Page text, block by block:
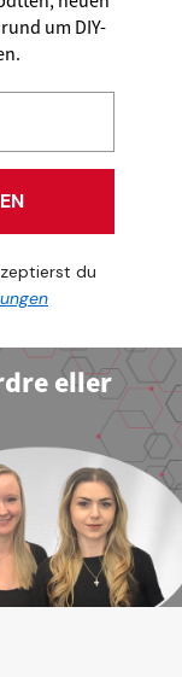
um DIY-
du
eller